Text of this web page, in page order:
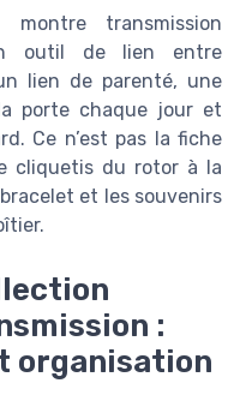
transmission
outil de lien entre
lien de parenté, une
porte chaque jour et
Ce n’est pas la fiche
cliquetis du rotor à la
et les souvenirs
:
organisation